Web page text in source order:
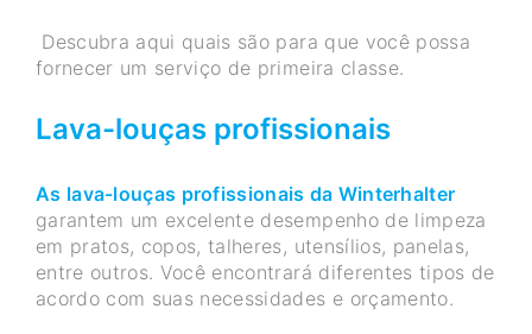
Descubra aqui quais são para que você possa
fornecer um serviço de primeira classe.
Lava-louças profissionais
As lava-louças profissionais da Winterhalter
garantem um excelente desempenho de limpeza
em pratos, copos, talheres, utensílios, panelas,
entre outros. Você encontrará diferentes tipos de
acordo com suas necessidades e orçamento.